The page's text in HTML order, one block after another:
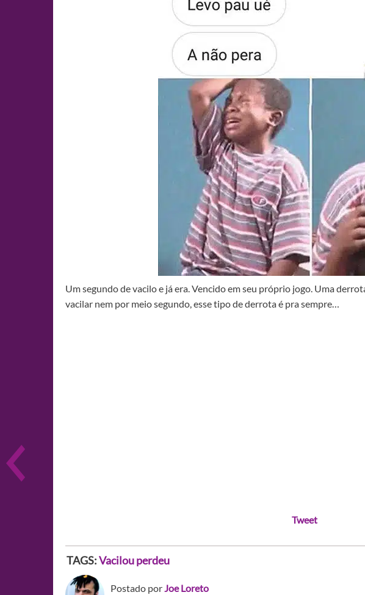
Um segundo de vacilo e já era. Vencido em seu próprio jogo. Uma
vacilar nem por meio segundo, esse tipo de derrota é pra sempre…
Tweet
TAGS:Vacilou perdeu
Postado porJoe Loreto